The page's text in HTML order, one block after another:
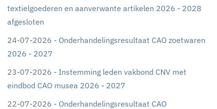
textielgoederen en aanverwante artikelen 2026 - 2028
afgesloten
24-07-2026 - Onderhandelingsresultaat CAO zoetwaren
2026 - 2027
23-07-2026 - Instemming leden vakbond CNV met
eindbod CAO musea 2026 - 2027
22-07-2026 - Onderhandelingsresultaat CAO